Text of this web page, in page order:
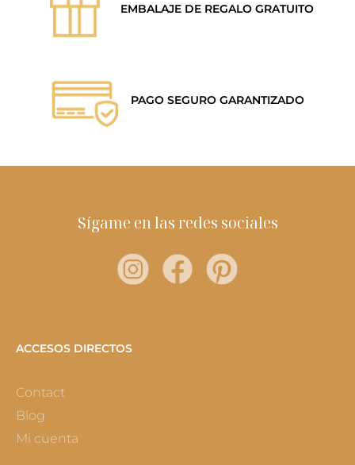
EMBALAJE DE REGALO GRATUITO
PAGO SEGURO GARANTIZADO
Sígame en las redes sociales
ACCESOS DIRECTOS
Contact
Blog
Mi cuenta